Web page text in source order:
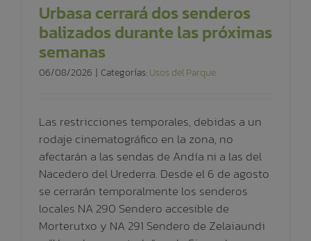
Urbasa cerrará dos senderos
balizados durante las próximas
semanas
06/08/2026 | Categorías:Usos del Parque
Las restricciones temporales, debidas a un
rodaje cinematográfico en la zona, no
afectarán a las sendas de Andía ni a las del
Nacedero del Urederra. Desde el 6 de agosto
se cerrarán temporalmente los senderos
locales NA 290 Sendero accesible de
Morterutxo y NA 291 Sendero de Zelaiaundi